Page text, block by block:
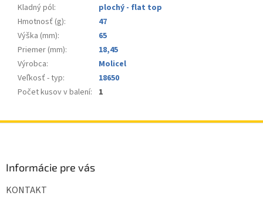
Kladný pól:
plochý - flat top
Hmotnosť (g):
47
Výška (mm):
65
Priemer (mm):
18,45
Výrobca:
Molicel
Veľkosť - typ:
18650
Počet kusov v balení: 1
Informácie pre vás
KONTAKT